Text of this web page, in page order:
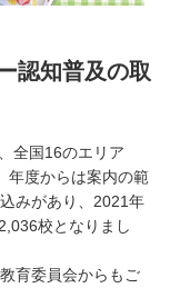
認知普及の取
全国16のエリア
度からは案内の範
みがあり、2021年
校となりまし
育委員会からもご